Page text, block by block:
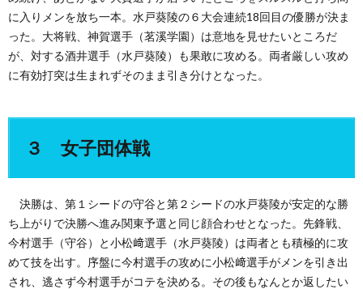
に入りメンを放ち一本。水戸葵陵の６大会連続18回目の優勝が決ま
った。大将戦、神賀選手（茗溪学園）は意地を見せたいところだ
が、対する酒井選手（水戸葵陵）も果敢に攻める。両者厳しい攻め
に有効打突は生まれずそのまま引き分けとなった。
３ 女子団体戦
決勝は、第１シードの守谷と第２シードの水戸葵陵が安定的な勝
ち上がりで決勝へ進み関東予選と同じ顔合わせとなった。先鋒戦、
今村選手（守谷）と小松﨑選手（水戸葵陵）は両者とも積極的に攻
めて技を出す。序盤に今村選手の攻めに小松﨑選手がメンを引き出
され、逃さず今村選手がコテを決める。その後もなんとか返したい